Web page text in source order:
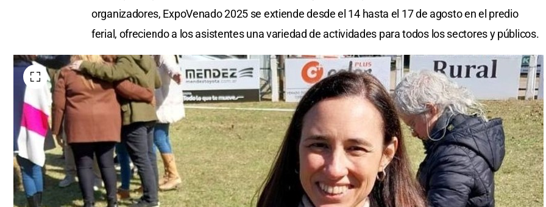
organizadores, ExpoVenado 2025 se extiende desde el 14 hasta el 17 de agosto en el predio
ferial, ofreciendo a los asistentes una variedad de actividades para todos los sectores y públicos.